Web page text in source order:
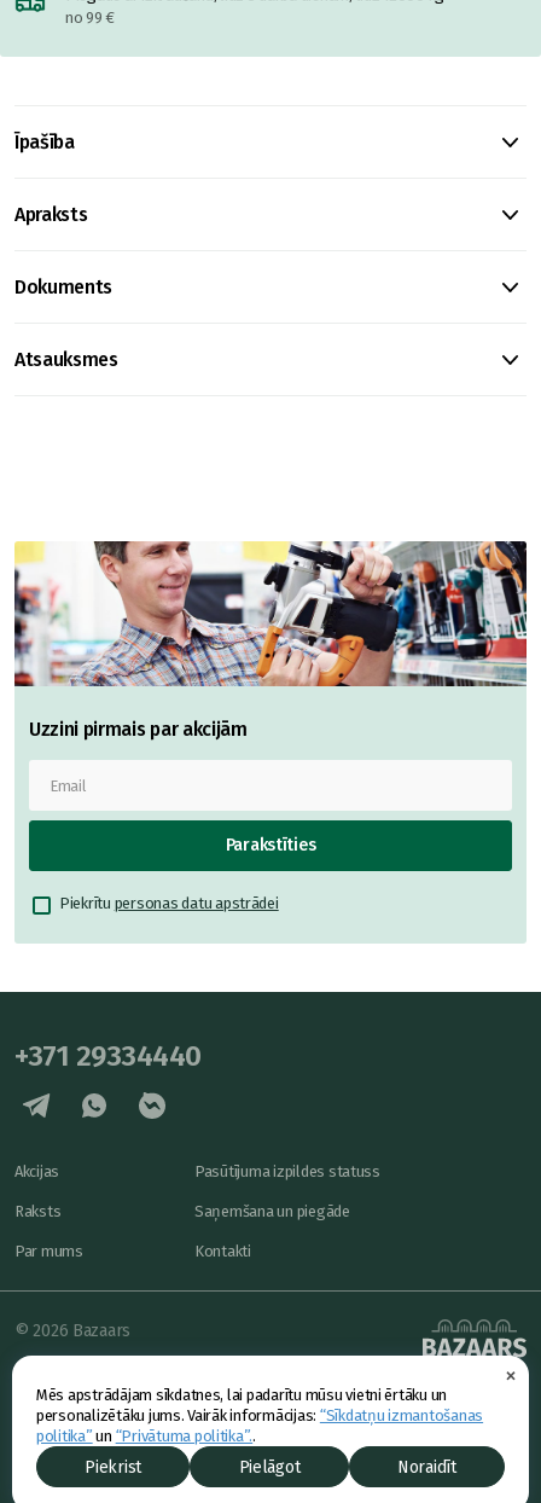
×
Mēs apstrādājam sīkdatnes, lai padarītu mūsu vietni ērtāku un
personalizētāku jums. Vairāk informācijas: “Sīkdatņu izmantošanas
politika” un “Privātuma politika”..
Piekrist Pielāgot Noraidīt
no 99 €
Īpašība
Apraksts
Dokuments
Atsauksmes
Uzzini pirmais par akcijām
Parakstīties
Piekrītu personas datu apstrādei
+371 29334440
Akcijas
Raksts
Par mums
Pasūtījuma izpildes statuss
Saņemšana un piegāde
Kontakti
powered by
© 2026 Bazaars
Konfidencialitāte
Piedāvājums